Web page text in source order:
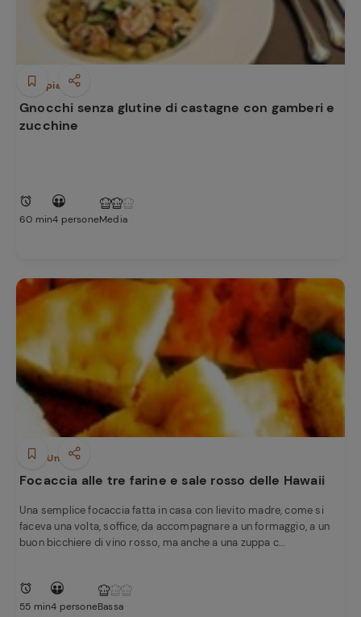
Primi piatti
Gnocchi senza glutine di castagne con gamberi e
zucchine
60 min4 personeMedia
Piatti Unici
Focaccia alle tre farine e sale rosso delle Hawaii
Una semplice focaccia fatta in casa con lievito madre, come si
faceva una volta, soffice, da accompagnare a un formaggio, a un
buon bicchiere di vino rosso, ma anche a una zuppa c...
55 min4 personeBassa